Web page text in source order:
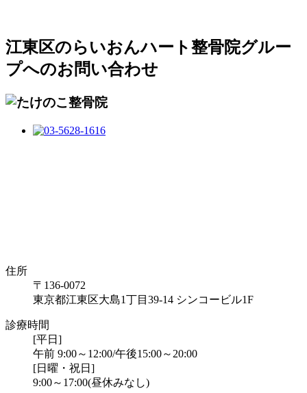
江東区のらいおんハート整骨院グルー
プへのお問い合わせ
住所
〒136-0072
東京都江東区大島1丁目39-14 シンコービル1F
診療時間
[平日]
午前 9:00～12:00/午後15:00～20:00
[日曜・祝日]
9:00～17:00(昼休みなし)